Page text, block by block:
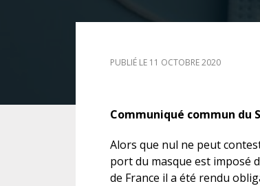
DROIT DES MINEURS
DROIT INTERNATIONAL
PUBLIÉ LE 11 OCTOBRE 2020
Communiqué commun du
Alors que nul ne peut
port du masque est imposé
de France il a été rendu